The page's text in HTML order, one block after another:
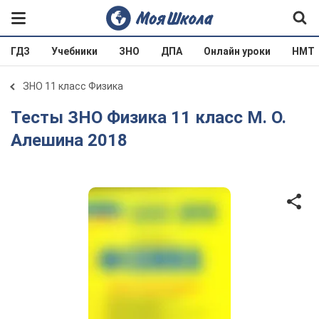
ГДЗ Учебники ЗНО ДПА Онлайн уроки НМТ
ЗНО 11 класс Физика
Тесты ЗНО Физика 11 класс М. О.
Алешина 2018